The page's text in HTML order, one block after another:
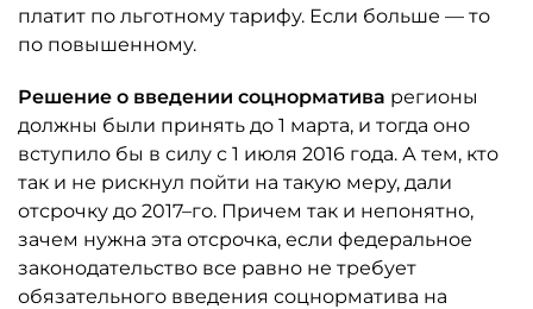
платит по льготному тарифу. Если больше — то
по повышенному.
Решение о введении соцнорматива регионы
должны были принять до 1 марта, и тогда оно
вступило бы в силу с 1 июля 2016 года. А тем, кто
так и не рискнул пойти на такую меру, дали
отсрочку до 2017–го. Причем так и непонятно,
зачем нужна эта отсрочка, если федеральное
законодательство все равно не требует
обязательного введения соцнорматива на